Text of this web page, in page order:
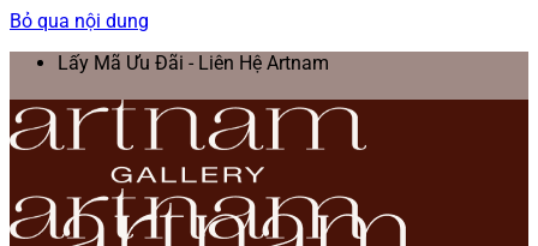
Bỏ qua nội dung
Lấy Mã Ưu Đãi - Liên Hệ Artnam